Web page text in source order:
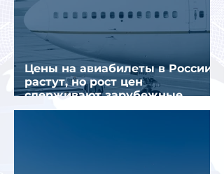
Цены на авиабилеты в России
растут, но рост цен
сдерживают зарубежные
конкуренты